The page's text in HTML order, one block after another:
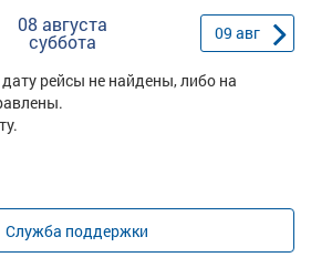
08 августа
суббота 09 авг
рейсы не найдены, либо на
Служба поддержки